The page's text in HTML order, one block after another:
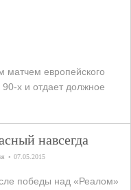
матчем европейского
х и отдает должное
навсегда
07.05.2015
победы над «Реалом»